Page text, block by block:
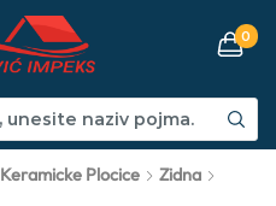
0
Keramicke Plocice
Zidna